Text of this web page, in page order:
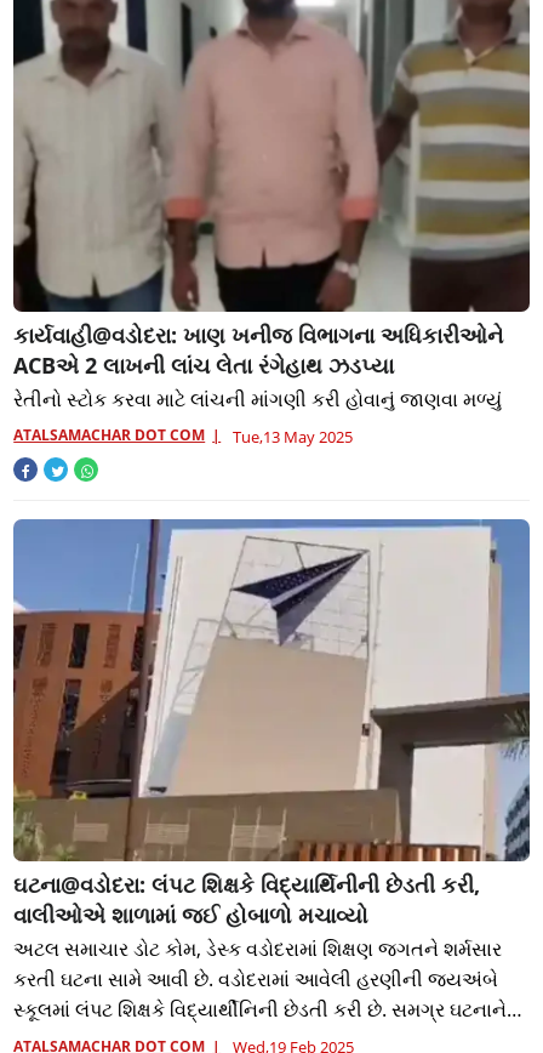
કાર્યવાહી@વડોદરા: ખાણ ખનીજ વિભાગના અધિકારીઓને
ACBએ 2 લાખની લાંચ લેતા રંગેહાથ ઝડપ્યા
રેતીનો સ્ટોક કરવા માટે લાંચની માંગણી કરી હોવાનું જાણવા મળ્યું
ATALSAMACHAR DOT COM Tue,13 May 2025
ઘટના@વડોદરા: લંપટ શિક્ષકે વિદ્યાર્થિનીની છેડતી કરી,
વાલીઓએ શાળામાં જઈ હોબાળો મચાવ્યો
અટલ સમાચાર ડોટ કોમ, ડેસ્ક વડોદરામાં શિક્ષણ જગતને શર્મસાર
કરતી ઘટના સામે આવી છે. વડોદરામાં આવેલી હરણીની જયઅંબે
સ્કૂલમાં લંપટ શિક્ષકે વિદ્યાર્થીનિની છેડતી કરી છે. સમગ્ર ઘટનાને
લઇ પરિવારજનોએ સ્કૂલમાં જઇ
ATALSAMACHAR DOT COM Wed,19 Feb 2025